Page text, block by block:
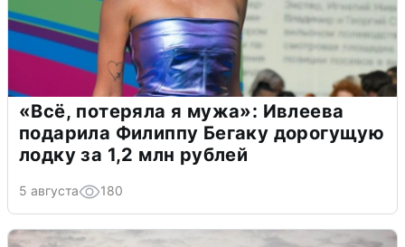
«Всё, потеряла я мужа»: Ивлеева
подарила Филиппу Бегаку дорогущую
лодку за 1,2 млн рублей
5 августа 180